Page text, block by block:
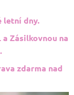
letní dny.
a Zásilkovnou na
zdarma nad